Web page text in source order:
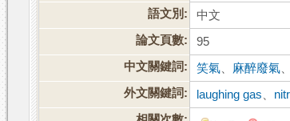
語文別:
中文
論文頁數:
95
中文關鍵詞:
笑氣 麻醉廢氣
外文關鍵詞:
laughing gas